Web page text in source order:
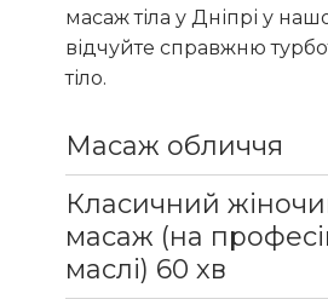
масаж тіла у Дніпрі у
відчуйте справжню
тіло.
Масаж обличчя
Класичний
масаж (на
маслі) 60 хв